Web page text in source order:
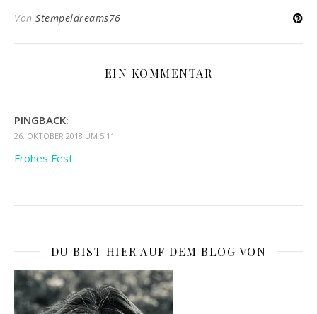
Von Stempeldreams76
EIN KOMMENTAR
PINGBACK:
26. OKTOBER 2018 UM 5:11
Frohes Fest
DU BIST HIER AUF DEM BLOG VON